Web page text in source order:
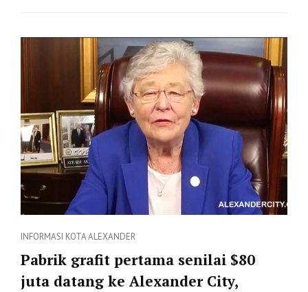
MENGUNJUNGI
RUSSELL
CROSSROADS
DI
ALEXANDER
CITY
Categories
INFORMASI KOTA ALEXANDER
Pabrik grafit pertama senilai $80
juta datang ke Alexander City,